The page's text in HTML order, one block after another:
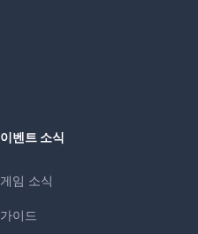
이벤트 소식
게임 소식
가이드